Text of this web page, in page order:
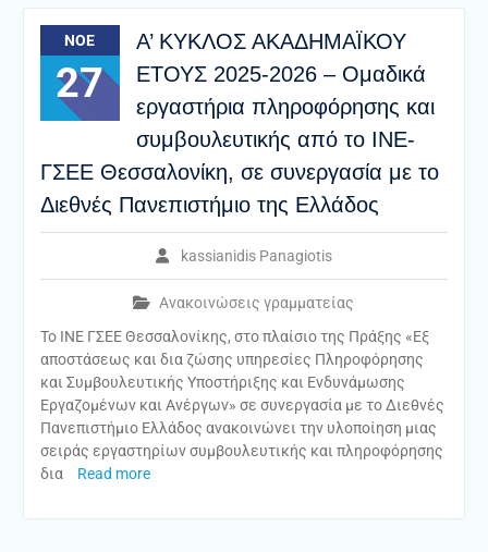
ΝΟΈ
27
Α’ ΚΥΚΛΟΣ ΑΚΑΔΗΜΑΪΚΟΥ
ΕΤΟΥΣ 2025-2026 – Ομαδικά
εργαστήρια πληροφόρησης και
συμβουλευτικής από το ΙΝΕ-
ΓΣΕΕ Θεσσαλονίκη, σε συνεργασία με το
Διεθνές Πανεπιστήμιο της Ελλάδος
kassianidis Panagiotis
Ανακοινώσεις γραμματείας
Το ΙΝΕ ΓΣΕΕ Θεσσαλονίκης, στο πλαίσιο της Πράξης «Εξ
αποστάσεως και δια ζώσης υπηρεσίες Πληροφόρησης
και Συμβουλευτικής Υποστήριξης και Ενδυνάμωσης
Εργαζομένων και Ανέργων» σε συνεργασία με το Διεθνές
Πανεπιστήμιο Ελλάδος ανακοινώνει την υλοποίηση μιας
σειράς εργαστηρίων συμβουλευτικής και πληροφόρησης
δια
Read more